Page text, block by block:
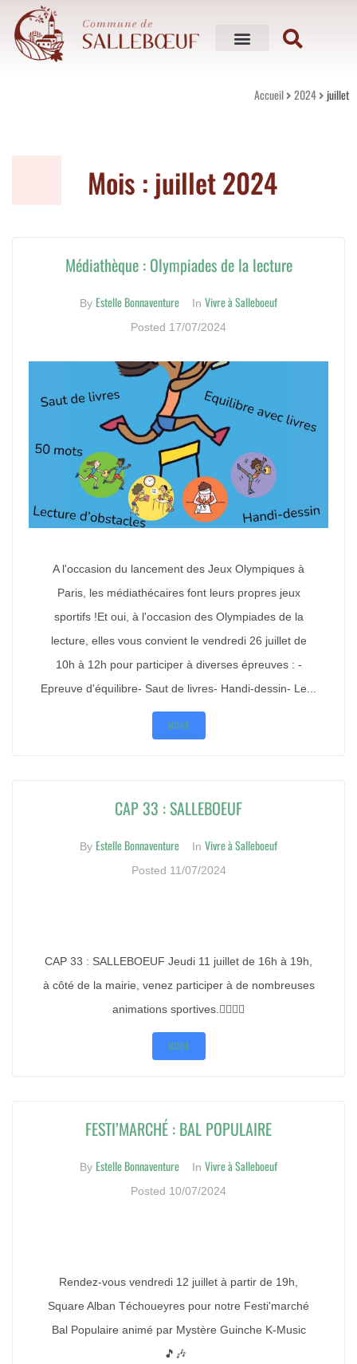
Accueil 2024 juillet
Mois : juillet 2024
Médiathèque : Olympiades de la lecture
By Estelle Bonnaventure In Vivre à Salleboeuf
Posted 17/07/2024
A l'occasion du lancement des Jeux Olympiques à
Paris, les médiathécaires font leurs propres jeux
sportifs !Et oui, à l'occasion des Olympiades de la
lecture, elles vous convient le vendredi 26 juillet de
10h à 12h pour participer à diverses épreuves : -
Epreuve d'équilibre- Saut de livres- Handi-dessin- Le...
MORE
CAP 33 : SALLEBOEUF
By Estelle Bonnaventure In Vivre à Salleboeuf
Posted 11/07/2024
CAP 33 : SALLEBOEUF Jeudi 11 juillet de 16h à 19h,
à côté de la mairie, venez participer à de nombreuses
animations sportives.🤾‍♀️🚴‍♀️
MORE
FESTI’MARCHÉ : BAL POPULAIRE
By Estelle Bonnaventure In Vivre à Salleboeuf
Posted 10/07/2024
Rendez-vous vendredi 12 juillet à partir de 19h,
Square Alban Téchoueyres pour notre Festi'marché
Bal Populaire animé par Mystère Guinche K-Music
🎵🎶